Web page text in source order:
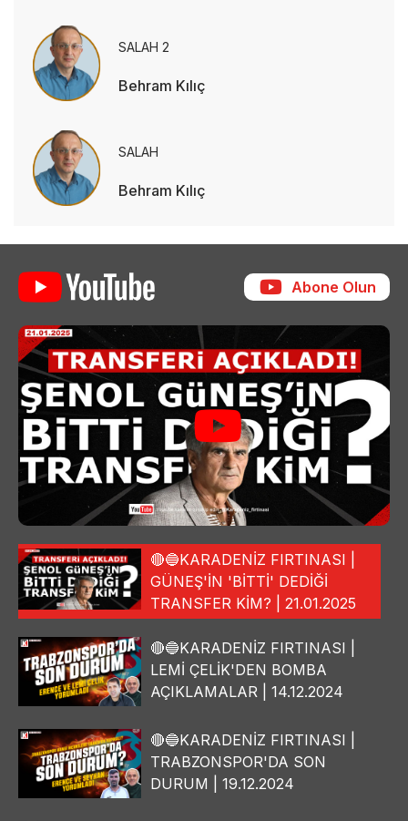
SALAH 2
Behram Kılıç
SALAH
Behram Kılıç
Abone Olun
🔴🔵KARADENİZ FIRTINASI |
GÜNEŞ'İN 'BİTTİ' DEDİĞİ
TRANSFER KİM? | 21.01.2025
🔴🔵KARADENİZ FIRTINASI |
LEMİ ÇELİK'DEN BOMBA
AÇIKLAMALAR | 14.12.2024
🔴🔵KARADENİZ FIRTINASI |
TRABZONSPOR'DA SON
DURUM | 19.12.2024